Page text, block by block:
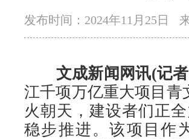
发布时间：2024年11月25日
文成新闻网讯(记者
江千项万亿重大项目
火朝天，建设者们正
稳步推进。该项目作